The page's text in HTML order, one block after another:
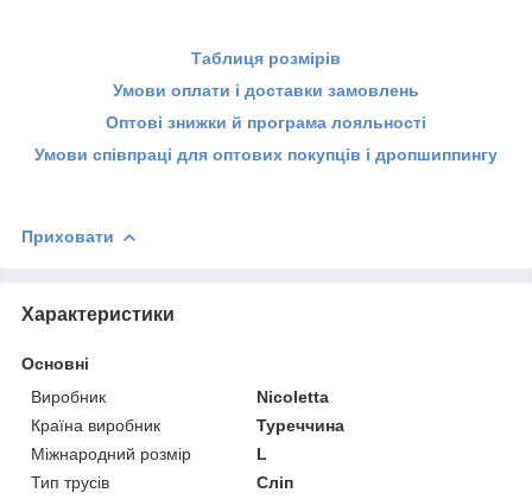
Таблиця розмірів
Умови оплати і доставки замовлень
Оптові знижки й програма лояльності
Умови співпраці для оптових покупців і дропшиппингу
Приховати
Характеристики
Основні
Виробник
Nicoletta
Країна виробник
Туреччина
Міжнародний розмір
L
Тип трусів
Сліп